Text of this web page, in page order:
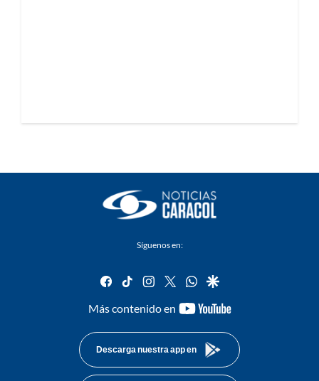
Síguenos en:
facebook
tiktok instagram
twitterwhatsapp
google
Más contenido en
youtube-
Descarga nuestra app en